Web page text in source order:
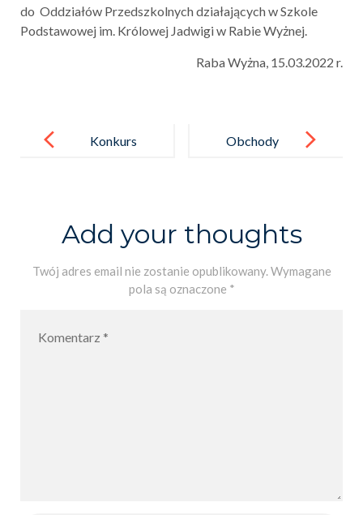
do Oddziałów Przedszkolnych działających w Szkole
Podstawowej im. Królowej Jadwigi w Rabie Wyżnej.
Raba Wyżna, 15.03.2022 r.
navigation
Konkurs
rozstrzygnięt
y
Obchody
Add your thoughts
Twój adres email nie zostanie opublikowany.Wymagane
pola są oznaczone *